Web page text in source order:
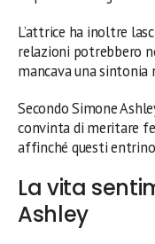
L’attrice ha inoltre
relazioni potrebbero
mancava una
Secondo Simone
convinta di meritare
affinché questi
La vita
Ashley